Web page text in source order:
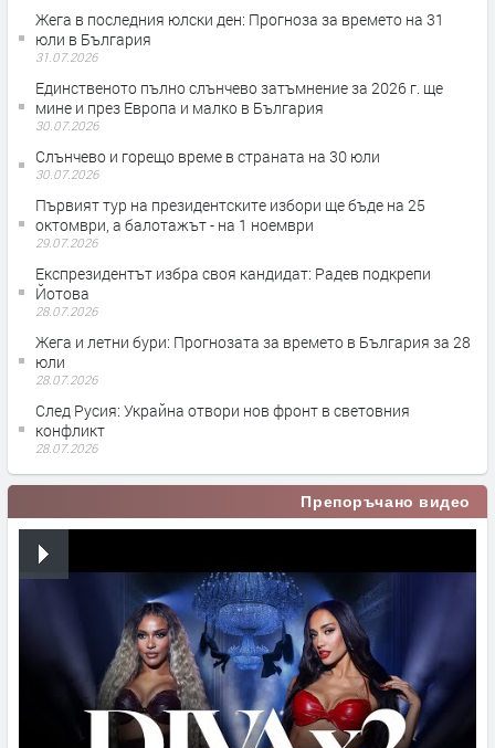
Жега в последния юлски ден: Прогноза за времето на 31
юли в България
31.07.2026
Единственото пълно слънчево затъмнение за 2026 г. ще
мине и през Европа и малко в България
30.07.2026
Слънчево и горещо време в страната на 30 юли
30.07.2026
Първият тур на президентските избори ще бъде на 25
октомври, а балотажът - на 1 ноември
29.07.2026
Експрезидентът избра своя кандидат: Радев подкрепи
Йотова
28.07.2026
Жега и летни бури: Прогнозата за времето в България за 28
юли
28.07.2026
След Русия: Украйна отвори нов фронт в световния
конфликт
28.07.2026
Препоръчано видео